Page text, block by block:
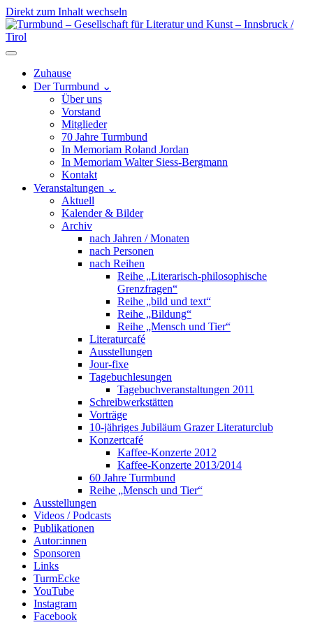
Direkt zum Inhalt wechseln
Hauptnavigation
Zuhause
Der Turmbund ⌄
Über uns
Vorstand
Mitglieder
70 Jahre Turmbund
In Memoriam Roland Jordan
In Memoriam Walter Siess-Bergmann
Kontakt
Veranstaltungen ⌄
Aktuell
Kalender & Bilder
Archiv
nach Jahren / Monaten
nach Personen
nach Reihen
Reihe „Literarisch-philosophische
Grenzfragen“
Reihe „bild und text“
Reihe „Bildung“
Reihe „Mensch und Tier“
Literaturcafé
Ausstellungen
Jour-fixe
Tagebuchlesungen
Tagebuchveranstaltungen 2011
Schreibwerkstätten
Vorträge
10-jähriges Jubiläum Grazer Literaturclub
Konzertcafé
Kaffee-Konzerte 2012
Kaffee-Konzerte 2013/2014
60 Jahre Turmbund
Reihe „Mensch und Tier“
Ausstellungen
Videos / Podcasts
Publikationen
Autor:innen
Sponsoren
Links
TurmEcke
YouTube
Instagram
Facebook